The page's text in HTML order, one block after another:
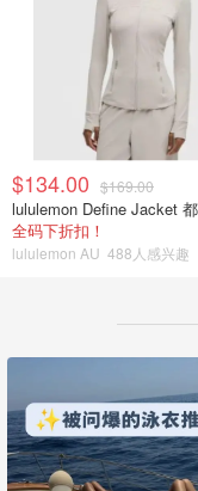
$134.00 $169.00
lululemon Define Jacket
全码下折扣！
lululemon AU 488人感兴趣